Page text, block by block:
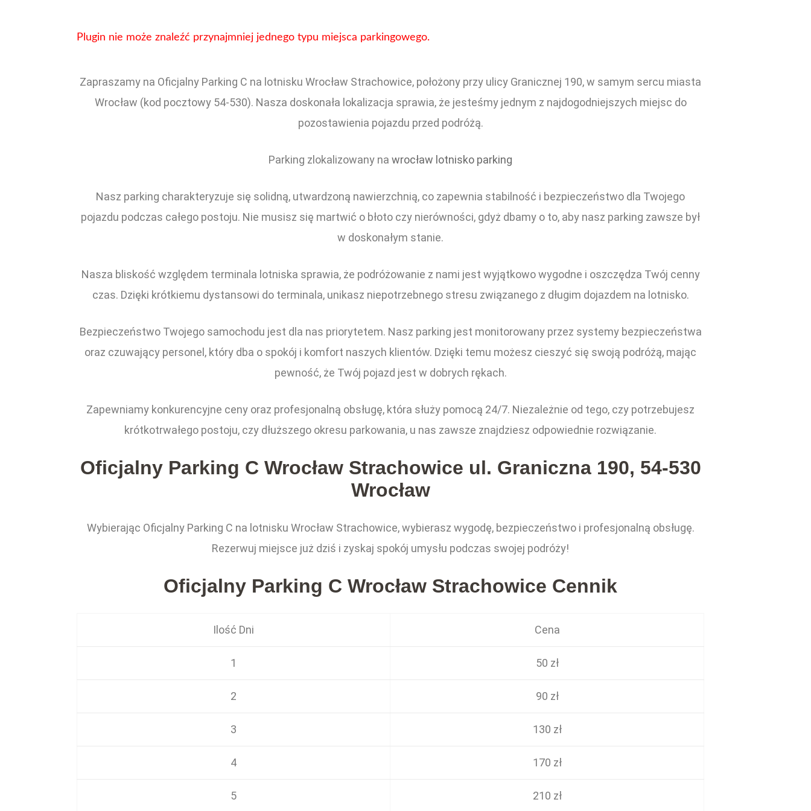
Plugin nie może znaleźć przynajmniej jednego typu miejsca parkingowego.
Zapraszamy na Oficjalny Parking C na lotnisku Wrocław Strachowice, położony przy ulicy Granicznej 190, w samym sercu miasta
Wrocław (kod pocztowy 54-530). Nasza doskonała lokalizacja sprawia, że jesteśmy jednym z najdogodniejszych miejsc do
pozostawienia pojazdu przed podróżą.
Parking zlokalizowany na wrocław lotnisko parking
Nasz parking charakteryzuje się solidną, utwardzoną nawierzchnią, co zapewnia stabilność i bezpieczeństwo dla Twojego
pojazdu podczas całego postoju. Nie musisz się martwić o błoto czy nierówności, gdyż dbamy o to, aby nasz parking zawsze był
w doskonałym stanie.
Nasza bliskość względem terminala lotniska sprawia, że podróżowanie z nami jest wyjątkowo wygodne i oszczędza Twój cenny
czas. Dzięki krótkiemu dystansowi do terminala, unikasz niepotrzebnego stresu związanego z długim dojazdem na lotnisko.
Bezpieczeństwo Twojego samochodu jest dla nas priorytetem. Nasz parking jest monitorowany przez systemy bezpieczeństwa
oraz czuwający personel, który dba o spokój i komfort naszych klientów. Dzięki temu możesz cieszyć się swoją podróżą, mając
pewność, że Twój pojazd jest w dobrych rękach.
Zapewniamy konkurencyjne ceny oraz profesjonalną obsługę, która służy pomocą 24/7. Niezależnie od tego, czy potrzebujesz
krótkotrwałego postoju, czy dłuższego okresu parkowania, u nas zawsze znajdziesz odpowiednie rozwiązanie.
Oficjalny Parking C Wrocław Strachowice ul. Graniczna 190, 54-530
Wrocław
Wybierając Oficjalny Parking C na lotnisku Wrocław Strachowice, wybierasz wygodę, bezpieczeństwo i profesjonalną obsługę.
Rezerwuj miejsce już dziś i zyskaj spokój umysłu podczas swojej podróży!
Oficjalny Parking C Wrocław Strachowice Cennik
Ilość Dni Cena
1 50 zł
2 90 zł
3 130 zł
4 170 zł
5 210 zł